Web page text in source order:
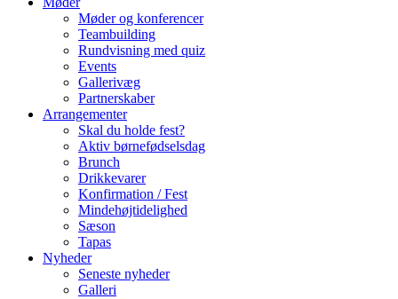
Møder og konferencer
Teambuilding
Rundvisning med quiz
Events
Gallerivæg
Partnerskaber
Arrangementer
Skal du holde fest?
Aktiv børnefødselsdag
Brunch
Drikkevarer
Konfirmation / Fest
Mindehøjtidelighed
Sæson
Tapas
Nyheder
Seneste nyheder
Galleri